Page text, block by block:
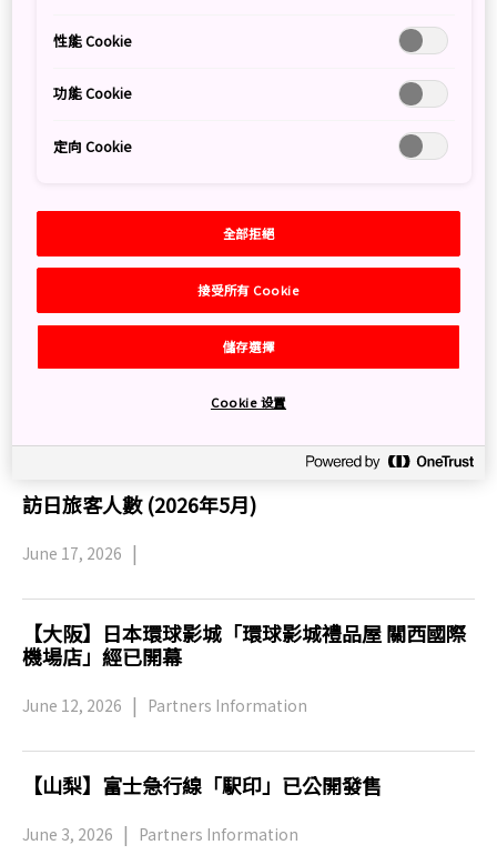
【岩手】陸奧繡球花園 (6月下旬～7月下旬)
June 24, 2026
【東京】「成田機場溫泉 空之湯」住客專享
Skyliner 夜間優惠乘車活動 (即日起至8月31日)
Partners Information
【新潟】護摩堂山繡球花園(6月中旬至7月)
訪日旅客人數 (2026年5月)
June 17, 2026
【大阪】日本環球影城「環球影城禮品屋 關西國際
機場店」經已開幕
June 12, 2026 Partners Information
【山梨】富士急行線「駅印」已公開發售
June 3, 2026 Partners Information
性能 Cookie
功能 Cookie
定向 Cookie
全部拒絕
接受所有 Cookie
儲存選擇
Cookie 设置